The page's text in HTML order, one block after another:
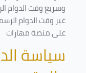
وسريع وقت الدوام
غير وقت الدوام
على منصة مهارات
سياسة